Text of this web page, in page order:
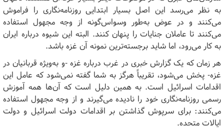
به نظر می‌رسد این اصل بسیار ابتدایی روزنامه‌نگاری را فراموش
می‌کنند و در عوض به‌طور وسواس‌گونه از وجه مجهول استفاده
می‌کنند تا عاملان جنایات را پنهان کنند. البته این شیوه درباره ایران
به کار می‌رود، اما شاید برجسته‌ترین نمونه آن غزه باشد.
هر زمان که یک گزارش خبری در غرب درباره غزه -و به‌ویژه قربانیان در
غزه- پخش می‌شود، تقریباً هرگز به شما گفته نمی‌شود که عامل این
اقدامات اسرائیل است. به همین دلیل است که آن‌ها همه آموزش
رسمی روزنامه‌نگاری خود را نادیده می‌گیرند و از وجه مجهول استفاده
می‌کنند: برای سرپوش گذاشتن بر اقدامات دولت اسرائیل و دولت
ایالات متحده.